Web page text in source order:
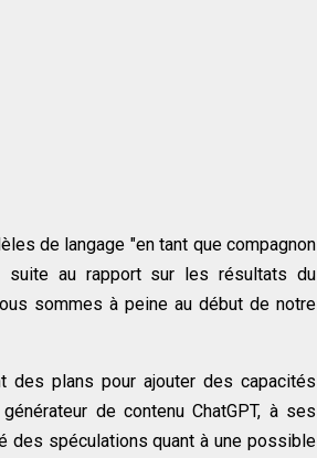
de langage "en tant que compagnon
suite au rapport sur les résultats du
sommes à peine au début de notre
des plans pour ajouter des capacités
de contenu ChatGPT, à ses
des spéculations quant à une possible